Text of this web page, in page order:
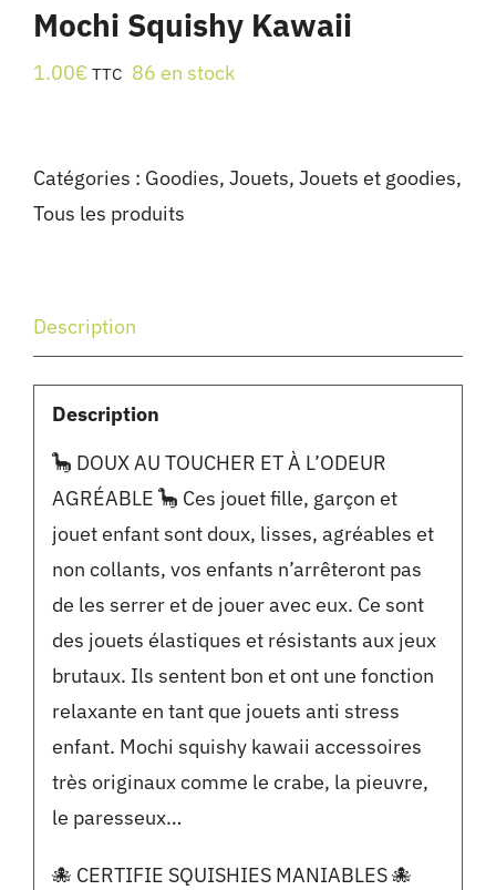
Mochi Squishy Kawaii
1.00€ TTC 86 en stock
Catégories : Goodies, Jouets, Jouets et goodies,
Tous les produits
Description
Description
🦕 DOUX AU TOUCHER ET À L’ODEUR
AGRÉABLE 🦕 Ces jouet fille, garçon et
jouet enfant sont doux, lisses, agréables et
non collants, vos enfants n’arrêteront pas
de les serrer et de jouer avec eux. Ce sont
des jouets élastiques et résistants aux jeux
brutaux. Ils sentent bon et ont une fonction
relaxante en tant que jouets anti stress
enfant. Mochi squishy kawaii accessoires
très originaux comme le crabe, la pieuvre,
le paresseux…
🐙 CERTIFIE SQUISHIES MANIABLES 🐙